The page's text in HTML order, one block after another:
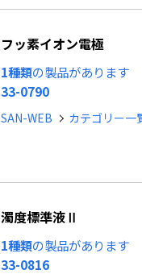
フッ素イオン電極
1種類の製品があります
33-0790
SAN-WEB カテゴリー一
濁度標準液Ⅱ
1種類の製品があります
33-0816